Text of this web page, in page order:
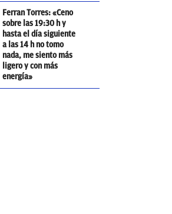
Ferran Torres: «Ceno
sobre las 19:30 h y
hasta el día siguiente
a las 14 h no tomo
nada, me siento más
ligero y con más
energía»